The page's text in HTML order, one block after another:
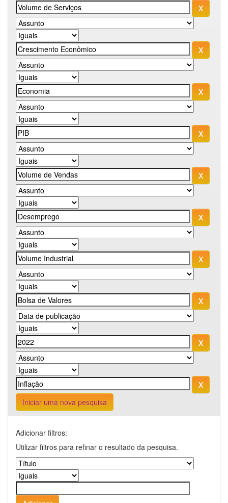
Iniciar uma nova pesquisa
Adicionar filtros:
Utilizar filtros para refinar o resultado da pesquisa.